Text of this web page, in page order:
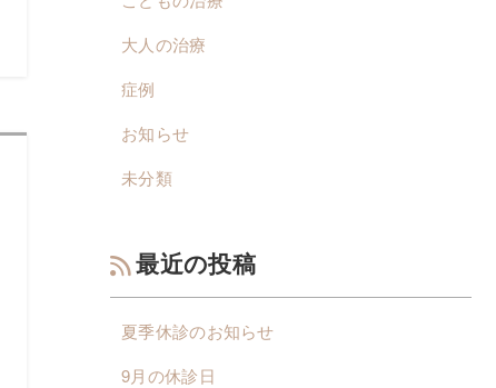
大人の治療
症例
お知らせ
未分類
最近の投稿
夏季休診のお知らせ
9月の休診日